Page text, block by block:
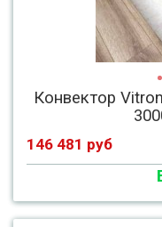
Конвектор
146 481 руб